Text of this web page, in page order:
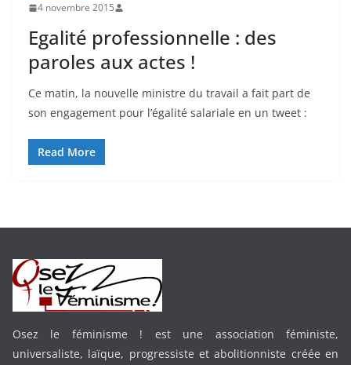
4 novembre 2015
Egalité professionnelle : des
paroles aux actes !
Ce matin, la nouvelle ministre du travail a fait part de
son engagement pour l’égalité salariale en un tweet :
Read More
Osez le féminisme ! est une association féministe,
universaliste, laïque, progressiste et abolitionniste créée en